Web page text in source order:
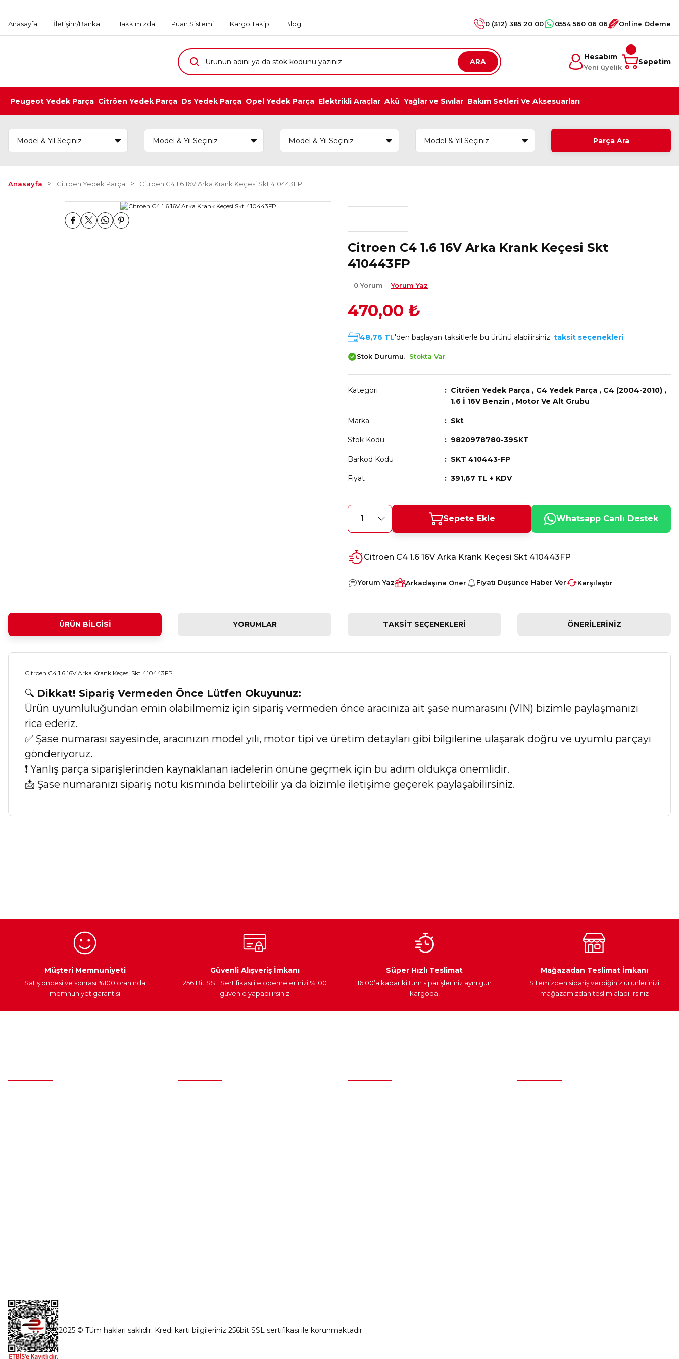
Anasayfa İletişim/Banka Hakkımızda Puan Sistemi Kargo Takip Blog 0 (312) 385 20 00 0554 560 06 06 Online Ödeme
ARA
Hesabım
Yeni üyelik
Sepetim
Peugeot Yedek Parça Citröen Yedek Parça Ds Yedek Parça Opel Yedek Parça Elektrikli Araçlar Akü Yağlar ve Sıvılar Bakım Setleri Ve Aksesuarları
Parça Ara
Anasayfa Citröen Yedek Parça Citroen C4 1.6 16V Arka Krank Keçesi Skt 410443FP
Citroen C4 1.6 16V Arka Krank Keçesi Skt
410443FP
0 Yorum Yorum Yaz
470,00 ₺
48,76 TL'den başlayan taksitlerle bu ürünü alabilirsiniz. taksit seçenekleri
Stok Durumu Stokta Var
Kategori Citröen Yedek Parça , C4 Yedek Parça , C4 (2004-2010) ,
1.6 İ 16V Benzin , Motor Ve Alt Grubu
Marka Skt
Stok Kodu 9820978780-39SKT
Barkod Kodu SKT 410443-FP
Fiyat 391,67 TL + KDV
Sepete Ekle Whatsapp Canlı Destek
Citroen C4 1.6 16V Arka Krank Keçesi Skt 410443FP
Yorum Yaz Arkadaşına Öner Fiyatı Düşünce Haber Ver Karşılaştır
ÜRÜN BILGISI YORUMLAR TAKSIT SEÇENEKLERI ÖNERILERINIZ
Citroen C4 1.6 16V Arka Krank Keçesi Skt 410443FP
🔍 Dikkat! Sipariş Vermeden Önce Lütfen Okuyunuz:
Ürün uyumluluğundan emin olabilmemiz için sipariş vermeden önce aracınıza ait şase numarasını (VIN) bizimle paylaşmanızı
rica ederiz.
✅ Şase numarası sayesinde, aracınızın model yılı, motor tipi ve üretim detayları gibi bilgilerine ulaşarak doğru ve uyumlu parçayı
gönderiyoruz.
❗ Yanlış parça siparişlerinden kaynaklanan iadelerin önüne geçmek için bu adım oldukça önemlidir.
📩 Şase numaranızı sipariş notu kısmında belirtebilir ya da bizimle iletişime geçerek paylaşabilirsiniz.
Egzoz Sistemi Ateşleme Sistemi Araç Farları Yedek Parça
Müşteri Memnuniyeti
Satış öncesi ve sonrası %100 oranında
memnuniyet garantisi
Güvenli Alışveriş İmkanı
256 Bit SSL Sertifikası ile ödemelerinizi %100
güvenle yapabilirsiniz
Süper Hızlı Teslimat
16:00’a kadar ki tüm siparişleriniz aynı gün
kargoda!
Mağazadan Teslimat İmkanı
Sitemizden sipariş verdiğiniz ürünlerinizi
mağazamızdan teslim alabilirsiniz
2025 © Tüm hakları saklıdır. Kredi kartı bilgileriniz 256bit SSL sertifikası ile korunmaktadır.